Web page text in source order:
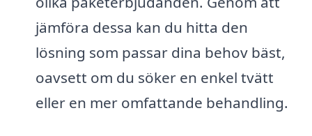
jämföra dessa kan du hitta den
lösning som passar dina behov bäst,
oavsett om du söker en enkel tvätt
eller en mer omfattande behandling.